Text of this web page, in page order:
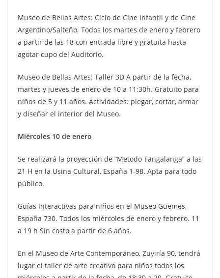
Museo de Bellas Artes: Ciclo de Cine Infantil y de Cine
Argentino/Salteño. Todos los martes de enero y febrero
a partir de las 18 con entrada libre y gratuita hasta
agotar cupo del Auditorio.
Museo de Bellas Artes: Taller 3D A partir de la fecha,
martes y jueves de enero de 10 a 11:30h. Gratuito para
niños de 5 y 11 años. Actividades: plegar, cortar, armar
y diseñar el interior del Museo.
Miércoles 10 de enero
Se realizará la proyección de “Metodo Tangalanga“ a las
21 H en la Usina Cultural, España 1-98. Apta para todo
público.
Guías Interactivas para niños en el Museo Güemes,
España 730. Todos los miércoles de enero y febrero. 11
a 19 h Sin costo a partir de 6 años.
En el Museo de Arte Contemporáneo, Zuviría 90, tendrá
lugar el taller de arte creativo para niños todos los